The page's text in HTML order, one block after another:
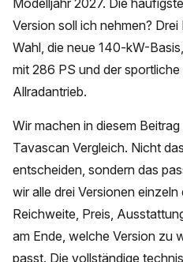
Modelljahr 2027. Die
Version soll ich nehmen?
Wahl, die neue 140-kW-
mit 286 PS und der
Allradantrieb.
Wir machen in diesem
Tavascan Vergleich. Nicht
entscheiden, sondern das
wir alle drei Versionen
Reichweite, Preis,
am Ende, welche Version zu
passt. Die vollständige